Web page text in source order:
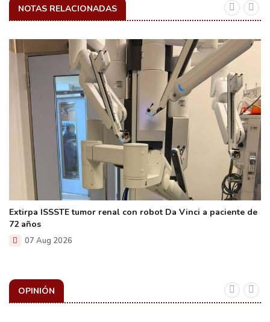
NOTAS RELACIONADAS
Extirpa ISSSTE tumor renal con robot Da Vinci a paciente de
72 años
07 Aug 2026
OPINIÓN